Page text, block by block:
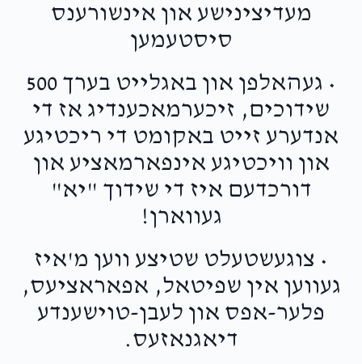
מעדיצינישע און אינשורענס
סיסטעמען
• געהאלפן און באגלייט בערך 500
שידוכים, זיכערמאכענדיג אז די
אנדערע זייט באקומט די ריכטיגע
און וויכטיגע אינפארמאציע און
דורכדעם איז די שידוך "יא"
געווארן!
• צוגעשטעלט שטיצע ווען מ'איז
געווען אין שפיטאל, אפאראציעס,
פלער-אפס און לעבן-טוישענדע
דיאגנאזעס.